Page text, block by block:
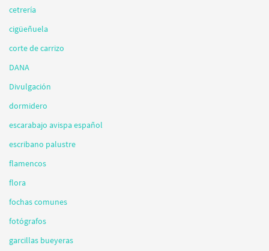
cetrería
cigüeñuela
corte de carrizo
DANA
Divulgación
dormidero
escarabajo avispa español
escribano palustre
flamencos
flora
fochas comunes
fotógrafos
garcillas bueyeras